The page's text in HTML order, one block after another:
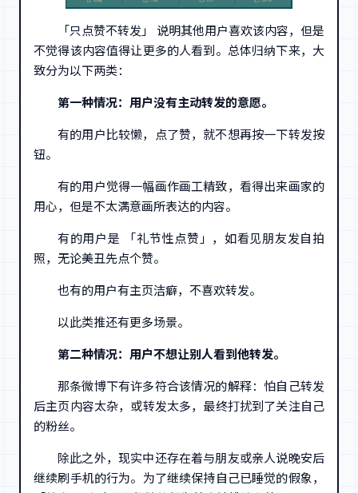
「只点赞不转发」 说明其他用户喜欢该内容，但是
不觉得该内容值得让更多的人看到。总体归纳下来，大
致分为以下两类：
第一种情况：用户没有主动转发的意愿。
有的用户比较懒，点了赞，就不想再按一下转发按
钮。
有的用户觉得一幅画作画工精致，看得出来画家的
用心，但是不太满意画所表达的内容。
有的用户是 「礼节性点赞」，如看见朋友发自拍
照，无论美丑先点个赞。
也有的用户有主页洁癖，不喜欢转发。
以此类推还有更多场景。
第二种情况：用户不想让别人看到他转发。
那条微博下有许多符合该情况的解释：怕自己转发
后主页内容太杂，或转发太多，最终打扰到了关注自己
的粉丝。
除此之外，现实中还存在着与朋友或亲人说晚安后
继续刷手机的行为。为了继续保持自己已睡觉的假象，